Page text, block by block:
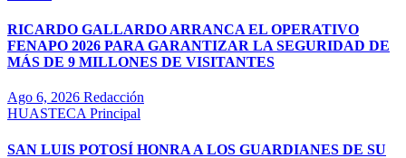
RICARDO GALLARDO ARRANCA EL OPERATIVO
FENAPO 2026 PARA GARANTIZAR LA SEGURIDAD DE
MÁS DE 9 MILLONES DE VISITANTES
Ago 6, 2026 Redacción
HUASTECAPrincipal
SAN LUIS POTOSÍ HONRA A LOS GUARDIANES DE SU